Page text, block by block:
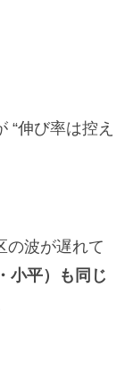
“伸び率は控え
の波が遅れて
小平）も同じ